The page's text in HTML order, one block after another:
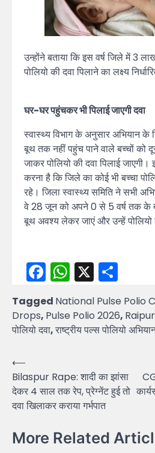
उन्होंने बताया कि इस वर्ष जिले में 3
पोलियो की दवा पिलाने का लक्ष्य
घर-घर पहुंचकर भी पिलाई जाएगी दवा
स्वास्थ्य विभाग के अनुसार अभियान के
बूथ तक नहीं पहुंच पाने वाले बच्चों को
जाकर पोलियो की दवा पिलाई
करना है कि जिले का कोई भी बच्चा
रहे। जिला स्वास्थ्य समिति ने सभी
वे 28 जून को अपने 0 से 5 वर्ष तक के
बूथ अवश्य लेकर जाएं और उन्हें पोलियो
Facebook
WhatsApp
X
Tagged National Pulse Polio
Drops, Pulse Polio 2026,
पोलियो दवा,राष्ट्रीय पल्स पोलियो
Post
navigation
⟵
Bilaspur Rape: शादी का झांसा
देकर 4 साल तक रेप, प्रेग्नेंट हुई तो
दवा खिलाकर कराया गर्भपात
More Related